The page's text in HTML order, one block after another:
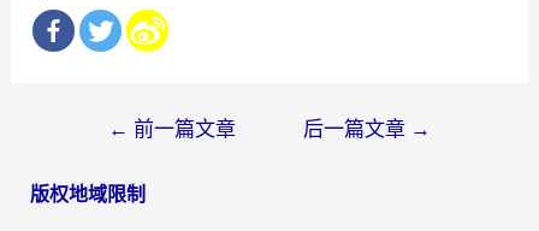
导
← 前一篇文章 后一篇文章 →
版权地域限制